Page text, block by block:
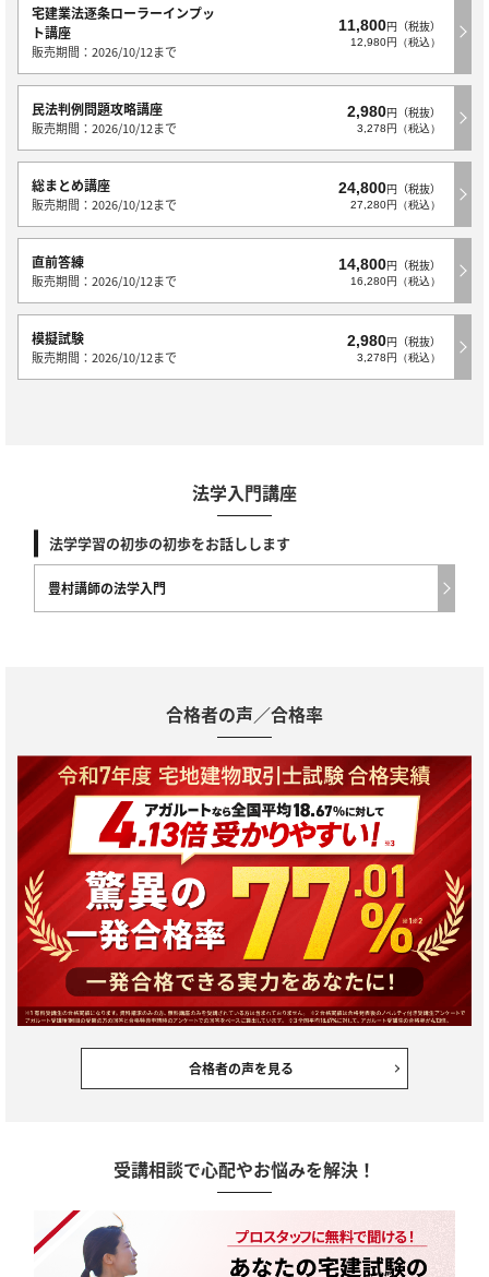
宅建業法逐条ローラーインプッ
ト講座
販売期間：2026/10/12まで
11,800円（税抜）
12,980円（税込）
民法判例問題攻略講座
販売期間：2026/10/12まで
2,980円（税抜）
3,278円（税込）
総まとめ講座
販売期間：2026/10/12まで
24,800円（税抜）
27,280円（税込）
直前答練
販売期間：2026/10/12まで
14,800円（税抜）
16,280円（税込）
模擬試験
販売期間：2026/10/12まで
2,980円（税抜）
3,278円（税込）
法学入門講座
法学学習の初歩の初歩をお話しします
豊村講師の法学入門
合格者の声／合格率
合格者の声を見る
受講相談で心配やお悩みを解決！